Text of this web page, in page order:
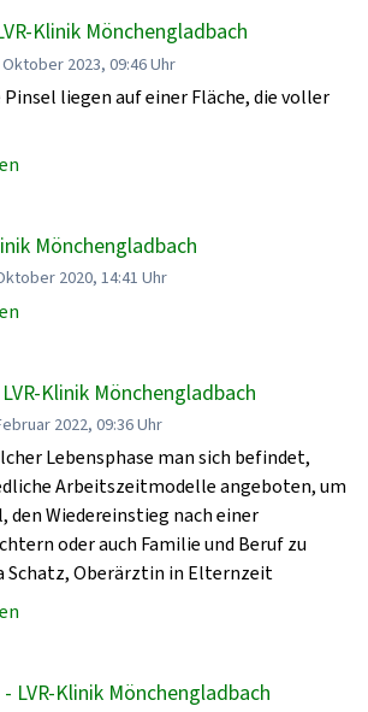
Klinik Mönchengladbach
2023, 09:46 Uhr
liegen auf einer Fläche, die voller
Mönchengladbach
2020, 14:41 Uhr
Klinik Mönchengladbach
2022, 09:36 Uhr
Lebensphase man sich befindet,
Arbeitszeitmodelle angeboten, um
den Wiedereinstieg nach einer
oder auch Familie und Beruf zu
Schatz, Oberärztin in Elternzeit
LVR-Klinik Mönchengladbach